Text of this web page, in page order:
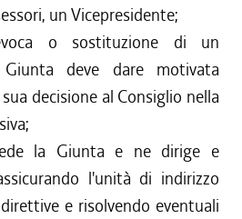
un Vicepresidente;
o sostituzione di un
deve dare motivata
decisione al Consiglio nella
la Giunta e ne dirige e
l'unità di indirizzo
e risolvendo eventuali